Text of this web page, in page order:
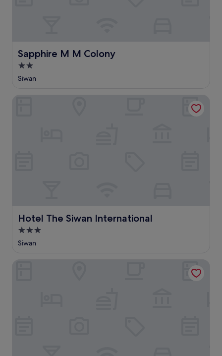
Sapphire M M Colony
Sapphire M M Colony
2.0
csillagos
Siwan
Hotel The Siwan International
Hotel The Siwan International
3.0
csillagos
Siwan